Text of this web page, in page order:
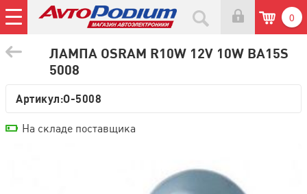
0
ЛАМПА OSRAM R10W 12V 10W BA15S
5008
Артикул:O-5008
На складе поставщика